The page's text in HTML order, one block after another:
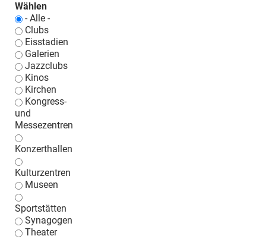
Wählen
- Alle -
Clubs
Eisstadien
Galerien
Jazzclubs
Kinos
Kirchen
Kongress-
und
Messezentren
Konzerthallen
Kulturzentren
Museen
Sportstätten
Synagogen
Theater